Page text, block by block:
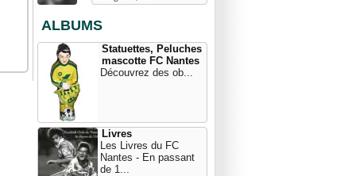
ALBUMS
Statuettes, Peluches
mascotte FC Nantes
Découvrez des ob...
Livres
Les Livres du FC
Nantes - En passant
de 1...